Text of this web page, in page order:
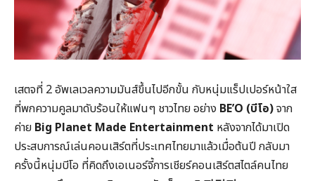
เสตจที่ 2 อัพเลเวลความมันส์ขึ้นไปอีกขั้น กับหนุ่มแร็ปเปอร์หน้าใส
ที่พกความคูลมาดับร้อนให้แฟนๆ ชาวไทย อย่าง BE’O (บีโอ)จาก
ค่าย Big Planet Made Entertainment หลังจากได้มาเปิด
ประสบการณ์เล่นคอนเสิร์ตที่ประเทศไทยมาแล้วเมื่อต้นปี กลับมา
ครั้งนี้หนุ่มบีโอ ที่คิดถึงเอเนอร์จี้การเชียร์คอนเสิร์ตสไตล์คนไทย